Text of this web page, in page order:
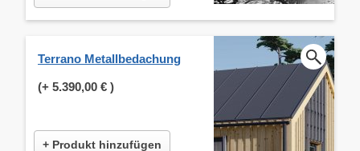
Terrano Metallbedachung
(+ 5.390,00 € )
+ Produkt hinzufügen